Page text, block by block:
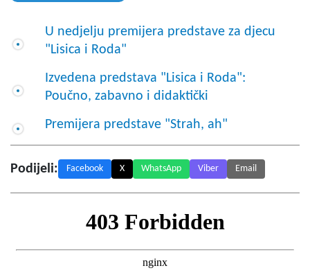
U nedjelju premijera predstave za djecu
"Lisica i Roda"
Izvedena predstava "Lisica i Roda":
Poučno, zabavno i didaktički
Premijera predstave "Strah, ah"
Podijeli: Facebook X WhatsApp Viber Email